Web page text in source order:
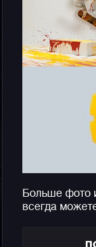
Больше фото
всегда